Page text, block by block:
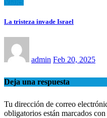
La tristeza invade Israel
admin Feb 20, 2025
Deja una respuesta
Tu dirección de correo
obligatorios están marcados con